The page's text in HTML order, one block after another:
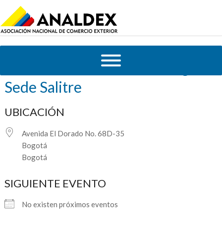
Cámara de Comercio de Bogotá
Sede Salitre
UBICACIÓN
Avenida El Dorado No. 68D-35
Bogotá
Bogotá
SIGUIENTE EVENTO
No existen próximos eventos